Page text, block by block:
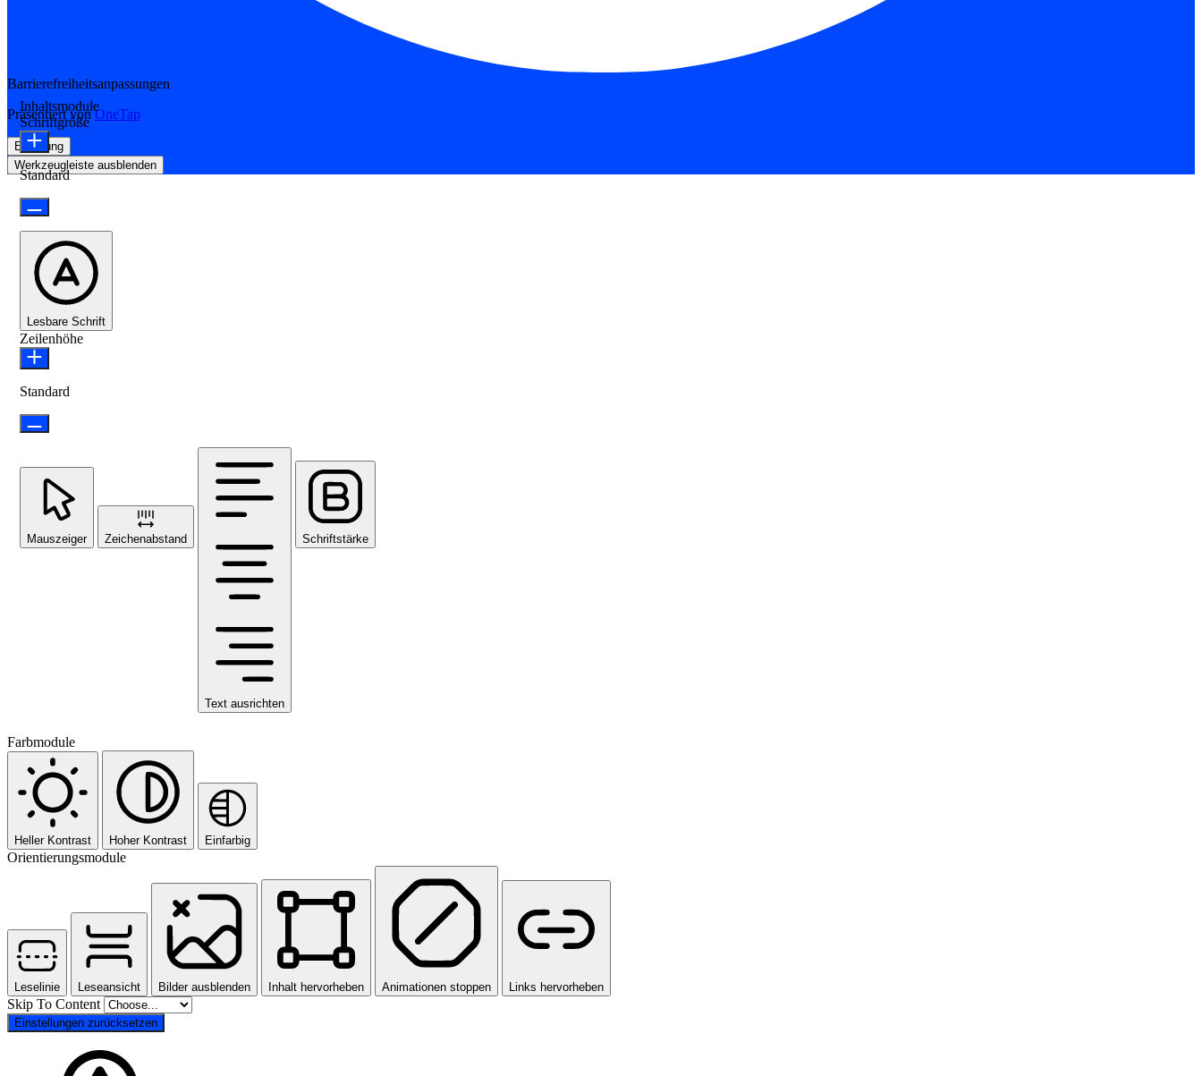
Barrierefreiheitsanpassungen
Präsentiert vonOneTap
Erklärung
Werkzeugleiste ausblenden
Inhaltsmodule
Schriftgröße
Standard
Lesbare Schrift
Zeilenhöhe
Standard
Mauszeiger Zeichenabstand
Text ausrichten
Schriftstärke
Farbmodule
Heller Kontrast Hoher Kontrast Einfarbig
Orientierungsmodule
Leselinie Leseansicht Bilder ausblenden Inhalt hervorheben Animationen stoppen Links hervorheben
Skip To Content
Einstellungen zurücksetzen